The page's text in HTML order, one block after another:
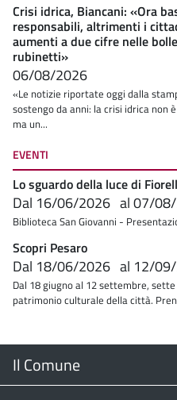
Crisi idrica, Biancani: «Ora
responsabili, altrimenti i
aumenti a due cifre nelle
rubinetti»
06/08/2026
«Le notizie riportate oggi dalla
sostengo da anni: la crisi idrica non
ma un...
EVENTI
Lo sguardo della luce di
Dal 16/06/2026 al07/
Biblioteca San Giovanni -
Scopri Pesaro
Dal 18/06/2026 al 12/
Dal 18 giugno al 12 settembre,
patrimonio culturale della città.
Menu
Il Comune